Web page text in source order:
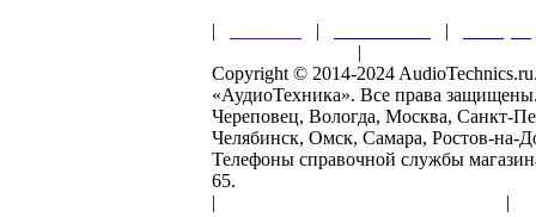
| | |
|
Copyright © 2014-2024
«АудиоТехника». Все права защищены.
Череповец, Вологда, Москва, Санкт-
Челябинск, Омск, Самара, Ростов-на-
Телефоны справочной службы
65.
|
|